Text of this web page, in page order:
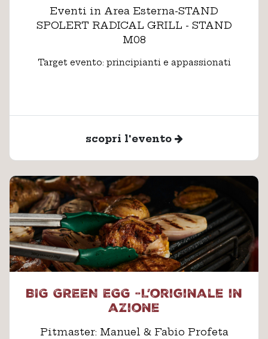
Eventi in Area Esterna-STAND
SPOLERT RADICAL GRILL - STAND
M08
Target evento: principianti e appassionati
scopri l'evento
BIG GREEN EGG -L’originale in
azione
Pitmaster: Manuel & Fabio Profeta